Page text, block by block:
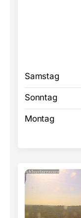
Samstag
Sonntag
Montag